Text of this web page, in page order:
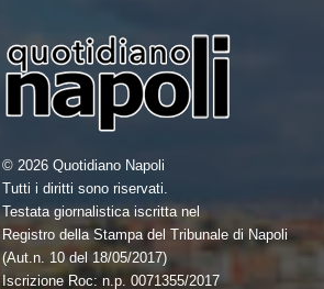
© 2026 Quotidiano Napoli
Tutti i diritti sono riservati.
Testata giornalistica iscritta nel
Registro della Stampa del Tribunale di Napoli
(Aut.n. 10 del 18/05/2017)
Iscrizione Roc: n.p. 0071355/2017